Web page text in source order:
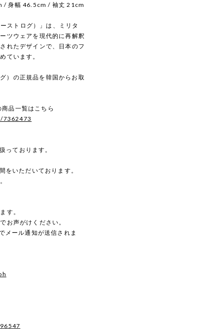
/ 身幅 46.5cm / 袖丈 21cm
ストログ）」は、ミリタ
ツウェアを現代的に再解釈
れたデザインで、日本のフ
ています。
）の正規品を韓国からお取
品一覧はこちら
7362473
っております。
をいただいております。
す。
お声がけください。
メール通知が送信されま